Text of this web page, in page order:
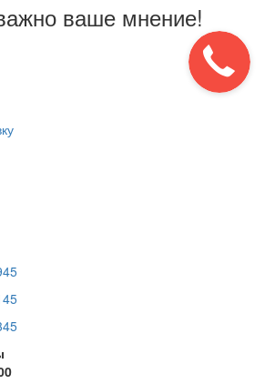
ваше мнение!